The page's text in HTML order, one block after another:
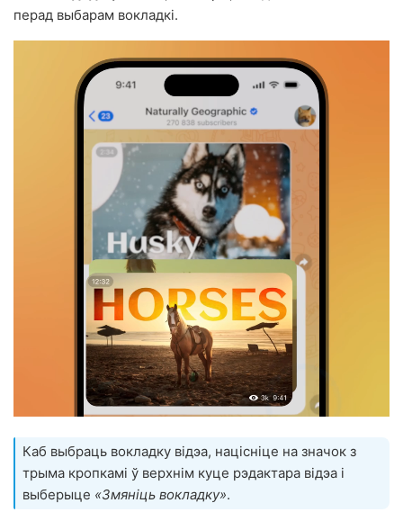
перад выбарам вокладкі.
Каб выбраць вокладку відэа, націсніце на значок з
трыма кропкамі ў верхнім куце рэдактара відэа і
выберыце «Змяніць вокладку».